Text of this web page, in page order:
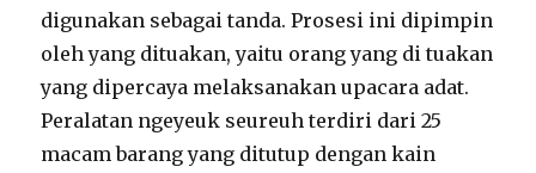
digunakan sebagai tanda. Prosesi ini dipimpin
oleh yang dituakan, yaitu orang yang di tuakan
yang dipercaya melaksanakan upacara adat.
Peralatan ngeyeuk seureuh terdiri dari 25
macam barang yang ditutup dengan kain